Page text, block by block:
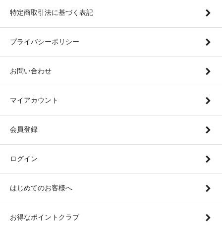
特定商取引法に基づく表記
プライバシーポリシー
お問い合わせ
マイアカウント
会員登録
ログイン
はじめてのお客様へ
お得なポイントクラブ